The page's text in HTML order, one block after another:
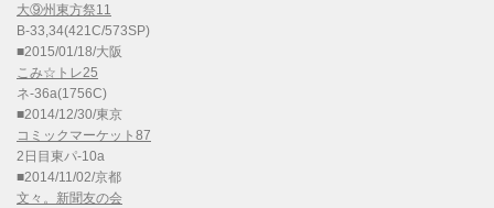
大⑨州東方祭11
B-33,34(421C/573SP)
■2015/01/18/大阪
こみ☆トレ25
ネ-36a(1756C)
■2014/12/30/東京
コミックマーケット87
2日目東パ-10a
■2014/11/02/京都
文々。新聞友の会